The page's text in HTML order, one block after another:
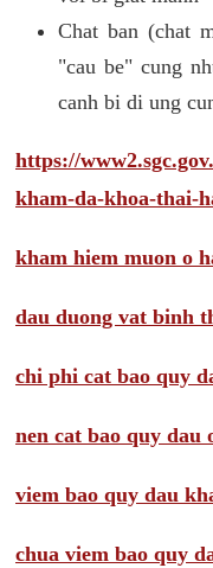
Chat ban (chat
"cau be" cung
canh bi di ung
https://
kham-da-khoa-thai-
kham hiem muon o
dau duong vat binh
chi phi cat bao quy
nen cat bao quy dau
viem bao quy dau
chua viem bao quy